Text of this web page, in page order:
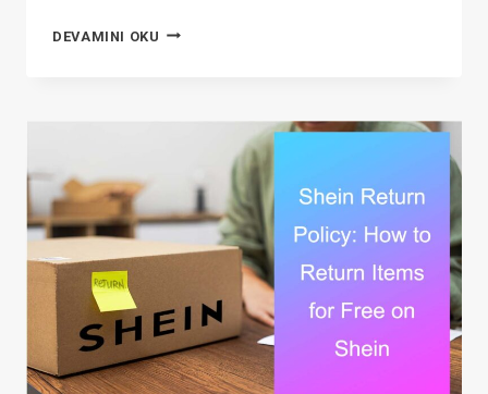
DEVAMINI OKU WHY
CHEAP:
8
HIDDEN
HOW
SAFE
IT